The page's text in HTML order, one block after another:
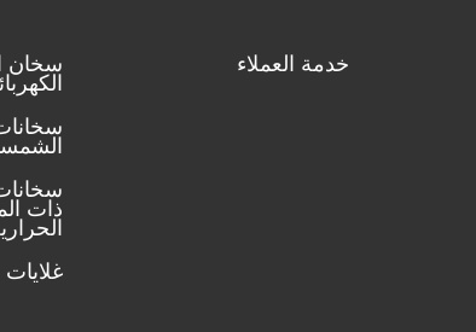
خدمة العملاء سخان
ذات
غلايات